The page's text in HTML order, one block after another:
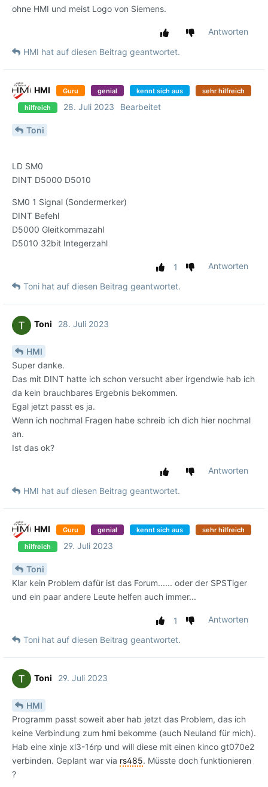
ohne HMI und meist Logo von Siemens.
Antworten
HMI hat auf diesen Beitrag geantwortet.
HMI Guru genial kennt sich aus sehr hilfreich
hilfreich 28. Juli 2023 Bearbeitet
Toni
LD SM0
DINT D5000 D5010
SM0 1 Signal (Sondermerker)
DINT Befehl
D5000 Gleitkommazahl
D5010 32bit Integerzahl
1
Antworten
Toni hat auf diesen Beitrag geantwortet.
Toni 28. Juli 2023
HMI
Super danke.
Das mit DINT hatte ich schon versucht aber irgendwie hab ich
da kein brauchbares Ergebnis bekommen.
Egal jetzt passt es ja.
Wenn ich nochmal Fragen habe schreib ich dich hier nochmal
an.
Ist das ok?
Antworten
HMI hat auf diesen Beitrag geantwortet.
HMI Guru genial kennt sich aus sehr hilfreich
hilfreich 29. Juli 2023
Toni
Klar kein Problem dafür ist das Forum...... oder der SPSTiger
und ein paar andere Leute helfen auch immer...
1
Antworten
Toni hat auf diesen Beitrag geantwortet.
Toni 29. Juli 2023
HMI
Programm passt soweit aber hab jetzt das Problem, das ich
keine Verbindung zum hmi bekomme (auch Neuland für mich).
Hab eine xinje xl3-16rp und will diese mit einen kinco gt070e2
verbinden. Geplant war via rs485. Müsste doch funktionieren
?